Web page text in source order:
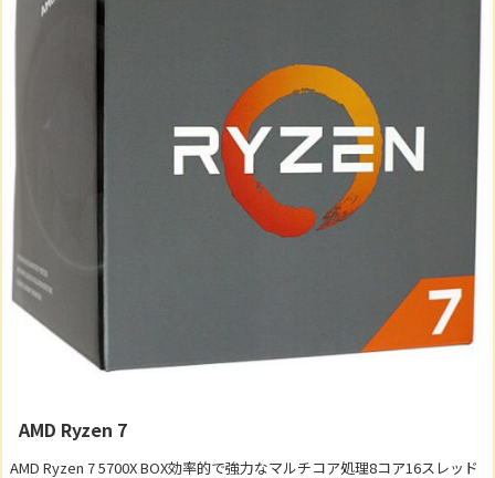
AMD Ryzen 7
AMD Ryzen 7 5700X BOX効率的で強力なマルチコア処理8コア16スレッド